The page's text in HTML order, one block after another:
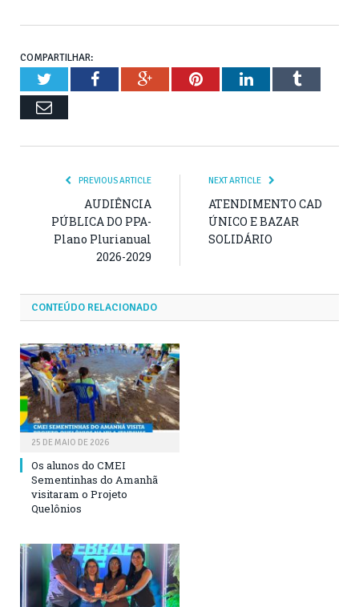
COMPARTILHAR:
TwitterFacebookGoogle+PinterestLinkedInTumblr
Email
PREVIOUS ARTICLE
AUDIÊNCIA
PÚBLICA DO PPA-
Plano Plurianual
2026-2029
NEXT ARTICLE
ATENDIMENTO CAD
ÚNICO E BAZAR
SOLIDÁRIO
CONTEÚDO RELACIONADO
25 DE MAIO DE 2026
Os alunos do CMEI
Sementinhas do Amanhã
visitaram o Projeto
Quelônios